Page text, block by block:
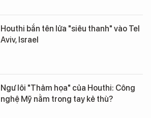
Houthi bắn tên lửa "siêu thanh" vào Tel
Aviv, Israel
Ngư lôi "Thảm họa" của Houthi: Công
nghệ Mỹ nằm trong tay kẻ thù?